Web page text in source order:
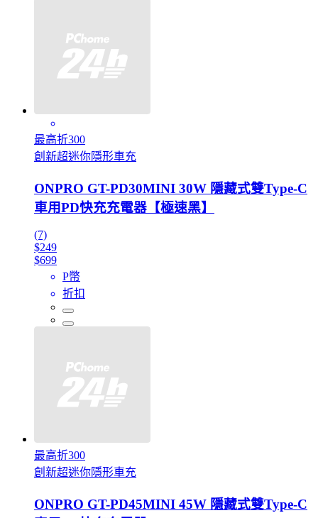
最高折300
創新超迷你隱形車充
ONPRO GT-PD30MINI 30W 隱藏式雙Type-C
車用PD快充充電器【極速黑】
(7)
$249
$699
P幣
折扣
最高折300
創新超迷你隱形車充
ONPRO GT-PD45MINI 45W 隱藏式雙Type-C